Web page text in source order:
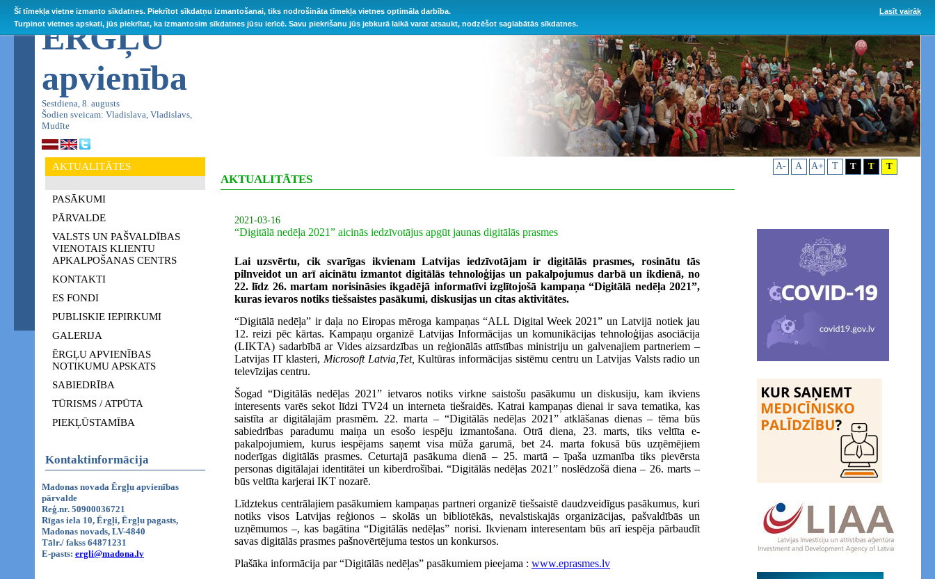
Šī tīmekļa vietne izmanto sīkdatnes. Piekrītot sīkdatņu izmantošanai, tiks nodrošināta tīmekļa vietnes optimāla darbība.
Turpinot vietnes apskati, jūs piekrītat, ka izmantosim sīkdatnes jūsu ierīcē. Savu piekrišanu jūs jebkurā laikā varat atsaukt, nodzēšot saglabātās sīkdatnes.
Lasīt vairāk
ĒRGĻU
apvienība
Sestdiena, 8. augusts
Šodien sveicam: Vladislava, Vladislavs,
Mudīte
AKTUALITĀTES
PASĀKUMI
PĀRVALDE
VALSTS UN PAŠVALDĪBAS
VIENOTAIS KLIENTU
APKALPOŠANAS CENTRS
KONTAKTI
ES FONDI
PUBLISKIE IEPIRKUMI
GALERIJA
ĒRGĻU APVIENĪBAS
NOTIKUMU APSKATS
SABIEDRĪBA
TŪRISMS / ATPŪTA
PIEKĻŪSTAMĪBA
Kontaktinformācija
Madonas novada Ērgļu apvienības
pārvalde
Reģ.nr. 50900036721
Rīgas iela 10, Ērgļi, Ērgļu pagasts,
Madonas novads, LV-4840
Tālr./ fakss 64871231
E-pasts: ergli@madona.lv
AKTUALITĀTES
2021-03-16
“Digitālā nedēļa 2021” aicinās iedzīvotājus apgūt jaunas digitālās prasmes
Lai uzsvērtu, cik svarīgas ikvienam Latvijas iedzīvotājam ir digitālās prasmes, rosinātu tās
pilnveidot un arī aicinātu izmantot digitālās tehnoloģijas un pakalpojumus darbā un ikdienā, no
22. līdz 26. martam norisināsies ikgadējā informatīvi izglītojošā kampaņa “Digitālā nedēļa 2021”,
kuras ievaros notiks tiešsaistes pasākumi, diskusijas un citas aktivitātes.
“Digitālā nedēļa” ir daļa no Eiropas mēroga kampaņas “ALL Digital Week 2021” un Latvijā notiek jau
12. reizi pēc kārtas. Kampaņu organizē Latvijas Informācijas un komunikācijas tehnoloģijas asociācija
(LIKTA) sadarbībā ar Vides aizsardzības un reģionālās attīstības ministriju un galvenajiem partneriem –
Latvijas IT klasteri, Microsoft Latvia,Tet,Kultūras informācijas sistēmu centru un Latvijas Valsts radio un
televīzijas centru.
Šogad “Digitālās nedēļas 2021” ietvaros notiks virkne saistošu pasākumu un diskusiju, kam ikviens
interesents varēs sekot līdzi TV24 un interneta tiešraidēs. Katrai kampaņas dienai ir sava tematika, kas
saistīta ar digitālajām prasmēm. 22. marta – “Digitālās nedēļas 2021” atklāšanas dienas – tēma būs
sabiedrības paradumu maiņa un esošo iespēju izmantošana. Otrā diena, 23. marts, tiks veltīta e-
pakalpojumiem, kurus iespējams saņemt visa mūža garumā, bet 24. marta fokusā būs uzņēmējiem
noderīgas digitālās prasmes. Ceturtajā pasākuma dienā – 25. martā – īpaša uzmanība tiks pievērsta
personas digitālajai identitātei un kiberdrošībai. “Digitālās nedēļas 2021” noslēdzošā diena – 26. marts –
būs veltīta karjerai IKT nozarē.
Līdztekus centrālajiem pasākumiem kampaņas partneri organizē tiešsaistē daudzveidīgus pasākumus, kuri
notiks visos Latvijas reģionos – skolās un bibliotēkās, nevalstiskajās organizācijas, pašvaldībās un
uzņēmumos –, kas bagātina “Digitālās nedēļas” norisi. Ikvienam interesentam būs arī iespēja pārbaudīt
savas digitālās prasmes pašnovērtējuma testos un konkursos.
Plašāka informācija par “Digitālās nedēļas” pasākumiem pieejama : www.eprasmes.lv
A- A A+ T T T T